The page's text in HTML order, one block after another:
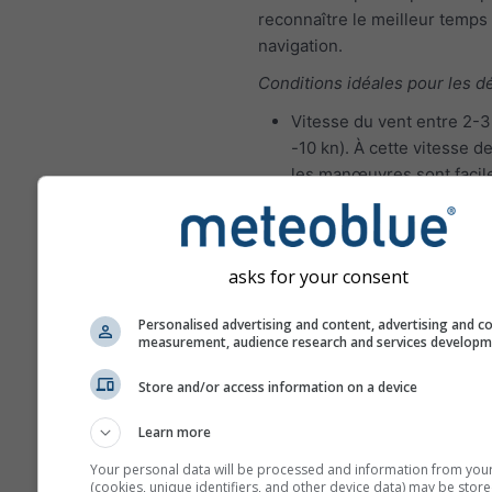
reconnaître le meilleur temps
navigation.
Conditions idéales pour les
Vitesse du vent entre 2-
-10 kn). À cette vitesse
les manœuvres sont
exécuter et les erreurs
pardonnées.
Hauteur significative des
vagues 0 à 1 m
Conditions de voile idéales
navigateurs expérimentés
Vitesse du vent entre 4-
et une meilleure
asks for your consent
Personalised advertising and content, advertising and
measurement, audience research and services
Store and/or access information on a device
Learn more
Your personal data will be processed and information from
(cookies, unique identifiers, and other device data) may be